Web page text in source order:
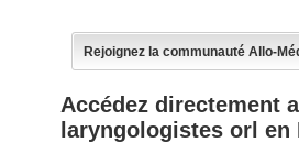
Rejoignez la communauté Allo-
Accédez directement
laryngologistes orl en